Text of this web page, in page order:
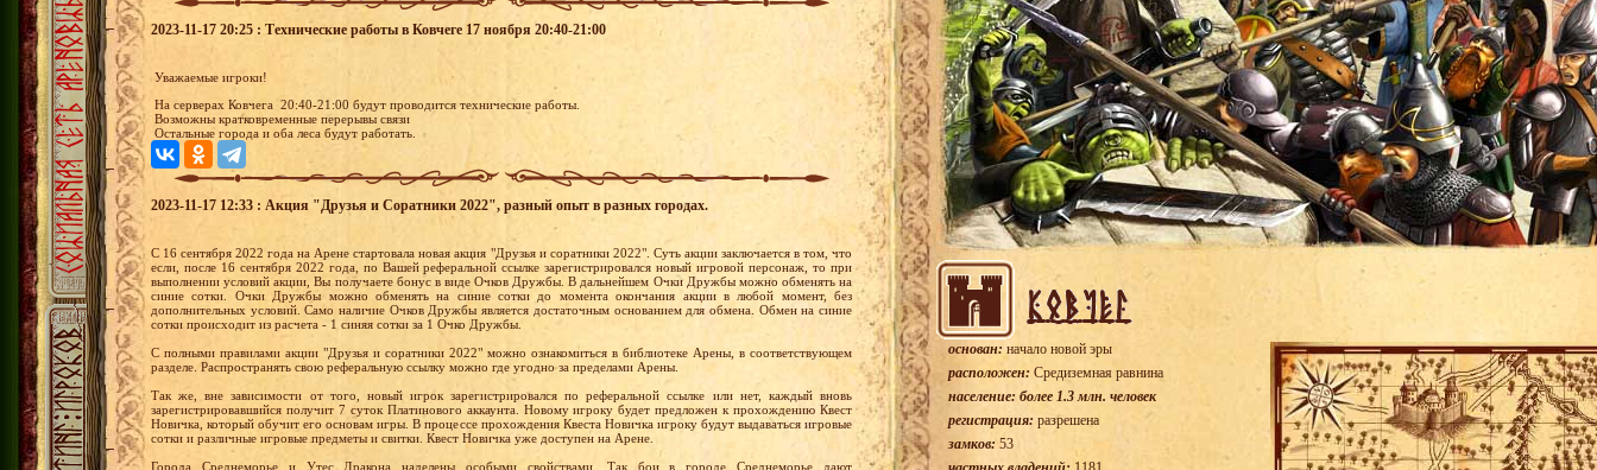
2023-11-17 20:25 : Технические работы в Ковчеге 17 ноября 20:40-21:00
Уважаемые игроки!
На серверах Ковчега 20:40-21:00 будут проводится технические работы.
Возможны кратковременные перерывы связи
Остальные города и оба леса будут работать.
2023-11-17 12:33 : Акция "Друзья и Соратники 2022", разный опыт в разных городах.
С 16 сентября 2022 года на Арене стартовала новая акция "Друзья и соратники 2022". Суть акции заключается в том, что
если, после 16 сентября 2022 года, по Вашей реферальной ссылке зарегистрировался новый игровой персонаж, то при
выполнении условий акции, Вы получаете бонус в виде Очков Дружбы. В дальнейшем Очки Дружбы можно обменять на
синие сотки. Очки Дружбы можно обменять на синие сотки до момента окончания акции в любой момент, без
дополнительных условий. Само наличие Очков Дружбы является достаточным основанием для обмена. Обмен на синие
сотки происходит из расчета - 1 синяя сотки за 1 Очко Дружбы.
С полными правилами акции "Друзья и соратники 2022" можно ознакомиться в библиотеке Арены, в соответствующем
разделе. Распространять свою реферальную ссылку можно где угодно за пределами Арены.
Так же, вне зависимости от того, новый игрок зарегистрировался по реферальной ссылке или нет, каждый вновь
зарегистрировавшийся получит 7 суток Платинового аккаунта. Новому игроку будет предложен к прохождению Квест
Новичка, который обучит его основам игры. В процессе прохождения Квеста Новичка игроку будут выдаваться игровые
сотки и различные игровые предметы и свитки. Квест Новичка уже доступен на Арене.
Города Среднеморье и Утес Дракона наделены особыми свойствами. Так бои в городе Среднеморье дают
основан: начало новой эры
расположен: Средиземная равнина
население: более 1.3 млн. человек
регистрация: разрешена
замков: 53